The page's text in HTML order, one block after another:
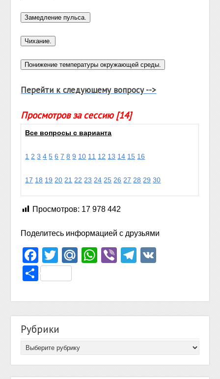
Перейти к следующему вопросу -->
Просмотров за сессию [14]
Все вопросы с варианта
1 2 3 4 5 6 7 8 9 10 11 12 13 14 15 16
17 18 19 20 21 22 23 24 25 26 27 28 29 30
Просмотров: 17 978 442
Поделитесь информацией с друзьями
Facebook
TwitterMail.Ru
WhatsApp
ViberTelegram
Отправить
Рубрики